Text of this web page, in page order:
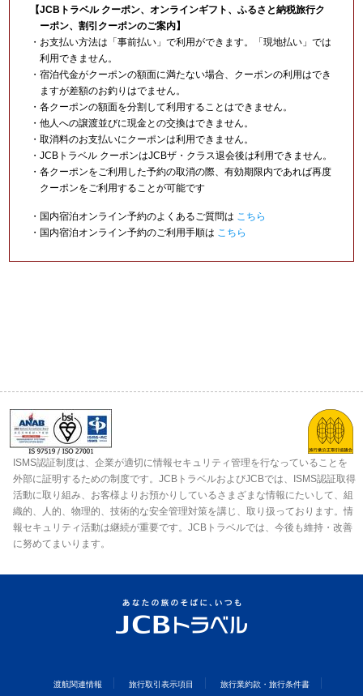
【JCBトラベル クーポン、オンラインギフト、ふるさと納税旅行ク
ーポン、割引クーポンのご案内】
・お支払い方法は「事前払い」で利用ができます。「現地払い」では
利用できません。
・宿泊代金がクーポンの額面に満たない場合、クーポンの利用はでき
ますが差額のお釣りはでません。
・各クーポンの額面を分割して利用することはできません。
・他人への譲渡並びに現金との交換はできません。
・取消料のお支払いにクーポンは利用できません。
・JCBトラベル クーポンはJCBザ・クラス退会後は利用できません。
・各クーポンをご利用した予約の取消の際、有効期限内であれば再度
クーポンをご利用することが可能です
・国内宿泊オンライン予約のよくあるご質問は こちら
・国内宿泊オンライン予約のご利用手順は こちら
ISMS認証制度は、企業が適切に情報セキュリティ管理を行なっていることを
外部に証明するための制度です。JCBトラベルおよびJCBでは、ISMS認証取得
活動に取り組み、お客様よりお預かりしているさまざまな情報にたいして、組
織的、人的、物理的、技術的な安全管理対策を講じ、取り扱っております。情
報セキュリティ活動は継続が重要です。JCBトラベルでは、今後も維持・改善
に努めてまいります。
渡航関連情報 旅行取引表示項目 旅行業約款・旅行条件書